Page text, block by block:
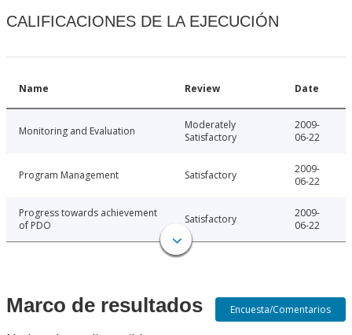
CALIFICACIONES DE LA EJECUCIÓN
Name Review Date
Monitoring and Evaluation
Moderately
Satisfactory
2009-
06-22
Program Management Satisfactory
2009-
06-22
Progress towards achievement
of PDO
Satisfactory
2009-
06-22
Marco de resultados Encuesta/Comentarios